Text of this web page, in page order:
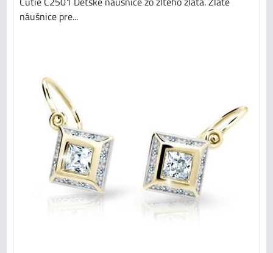
náušnice pre...